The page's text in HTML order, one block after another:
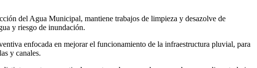
del Agua Municipal, mantiene trabajos de limpieza y desazolve de
y riesgo de inundación.
enfocada en mejorar el funcionamiento de la infraestructura pluvial, para
y canales.